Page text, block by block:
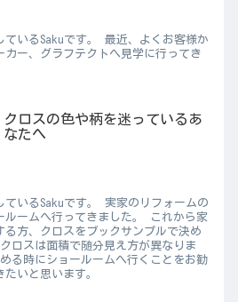
ているSakuです。 最近、よくお客様か
カー、グラフテクトへ見学に行ってき
クロスの色や柄を迷っているあ
なたへ
ているSakuです。 実家のリフォームの
ルームへ行ってきました。 これから家
る方、クロスをブックサンプルで決め
ロスは面積で随分見え方が異なりま
る時にショールームへ行くことをお勧
いと思います。